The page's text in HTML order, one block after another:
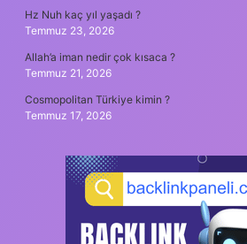
Hz Nuh kaç yıl yaşadı ?
Temmuz 23, 2026
Allah’a iman nedir çok kısaca ?
Temmuz 21, 2026
Cosmopolitan Türkiye kimin ?
Temmuz 17, 2026